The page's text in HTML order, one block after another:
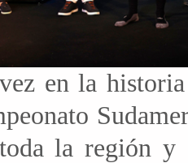
en la
la región y